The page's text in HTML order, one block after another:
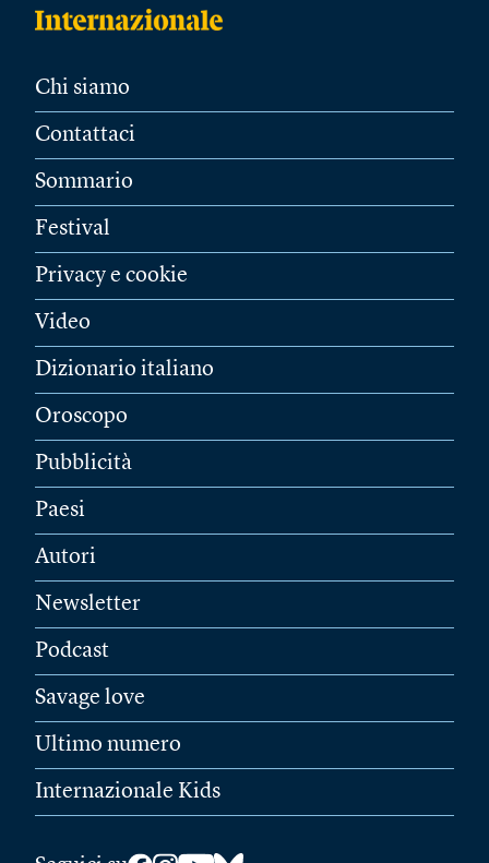
Chi siamo
Contattaci
Sommario
Festival
Privacy e cookie
Video
Dizionario italiano
Oroscopo
Pubblicità
Paesi
Autori
Newsletter
Podcast
Savage love
Ultimo numero
Internazionale Kids